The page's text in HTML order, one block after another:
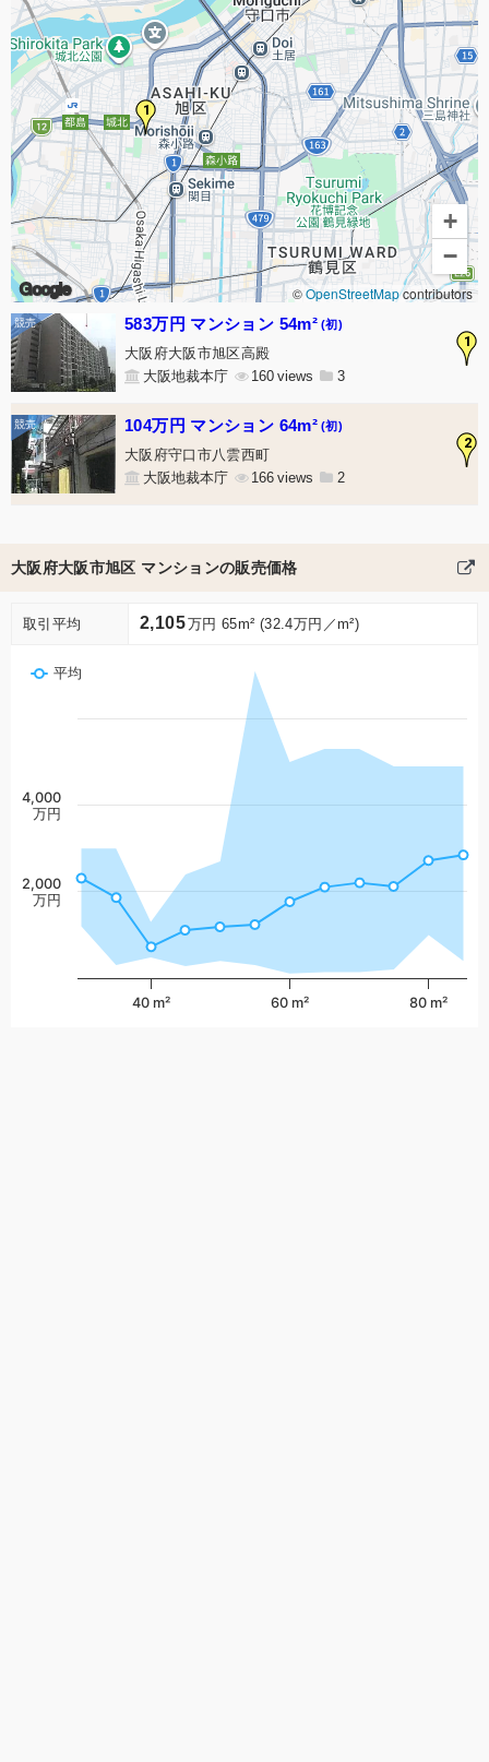
1
Google
+
−
©OpenStreetMapcontributors
1
583万円 マンション 54m² (初)
大阪府大阪市旭区高殿
大阪地裁本庁
160 3
2
104万円 マンション 64m² (初)
大阪府守口市八雲西町
大阪地裁本庁
166 2
大阪府大阪市旭区 マンションの販売価格
取引平均 2,105万円 65m² (32.4万円／m²)
平均
40 m² 60 m² 80 m²
2,000
万円
4,000
万円